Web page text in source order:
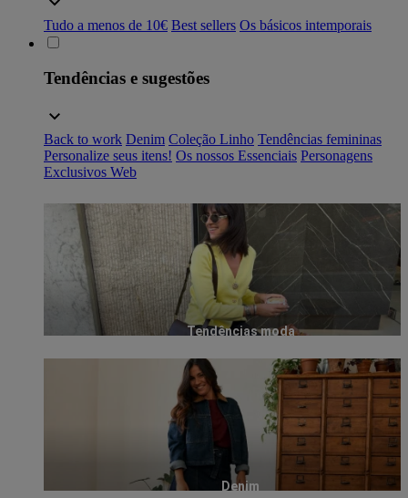
Tudo a menos de 10€ Best sellers Os básicos intemporais
Tendências e sugestões
Back to work Denim Coleção Linho Tendências femininas
Personalize seus itens! Os nossos Essenciais Personagens
Exclusivos Web
Tendências moda
Denim